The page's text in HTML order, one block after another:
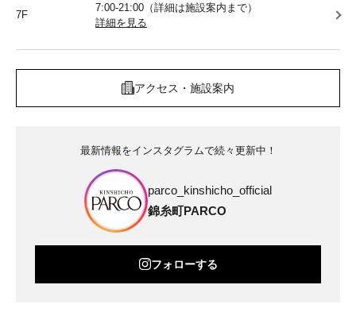
7F
7:00-21:00（詳細は施設案内まで）
詳細を見る
アクセス・施設案内
最新情報をインスタグラムで続々更新中！
parco_kinshicho_official
錦糸町PARCO
フォローする